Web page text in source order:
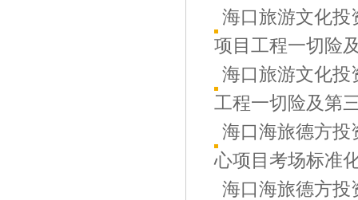
海口旅游文化投
项目工程一切险
海口旅游文化投
工程一切险及第
海口海旅德方投
心项目考场标准
海口海旅德方投